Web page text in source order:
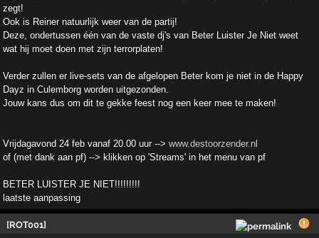
zegt!
Ook is Reiner natuurlijk weer van de partij!
Deze, ondertussen één van de vaste dj's van Beter Luister Je Niet weet
wat hij moet doen met zijn terrorplaten!
Verder zullen er live-sets van de afgelopen Beter kom je niet in de Happy
Dayz in Culemborg worden uitgezonden.
Jouw kans dus om dit te gekke feest nog een keer mee te maken!
Vrijdagavond 24 feb vanaf 20.00 uur --> www.destoorzender.nl
of (met dank aan pf) --> klikken op 'Streams' in het menu van pf
BETER LUISTER JE NIET!!!!!!!!!
laatste aanpassing
[ROT001]